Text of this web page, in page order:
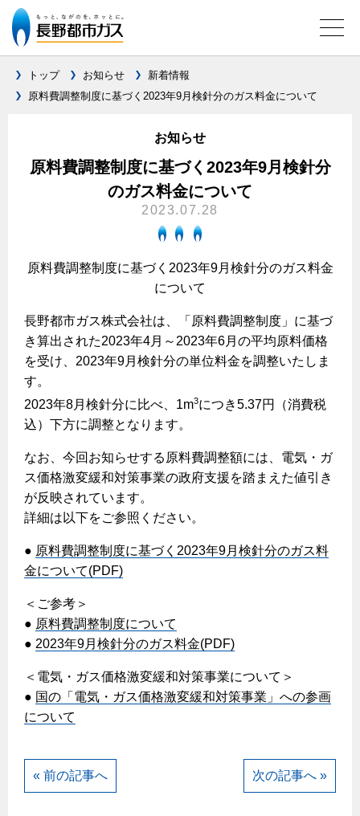
料金表
ご請求とお支払いについて
口座振替によるお支払い
クレジットカードによるお支払い
払込書による窓口でのお支払い
検針について
原料費調整制度について
こんなときは
ガスくさいとき・警報器が鳴ったとき
ガスメーターの復帰方法
地震のとき
ガス給湯器・風呂釜の凍結予防方法
故障診断
ガス工事について
新しく都市ガスをご利用したい方へ
設備別に比較する
ガスコンロとIHクッキングヒーターの比較
調理性
ガス給湯器とエコキュートの比較
快適性
経済性
ライフスタイルの変化に対応するエコジョーズ
ガス・電気併用住宅とオール電化住宅の比較
経済性、環境性、創エネ
ライフステージ別に比較する
20代
30代
40代～50代
60代
プロパンガスから都市ガスへの切り替え
導入事例
オススメの商品一覧
グリル活用法
コンロの取替えは
レンジフード
オーブン・炊飯器
炊飯器
警報器
警報器
バスルーム
エコジョーズ
ミストサウナ
キッチンをリフォーム
サニタリーをリフォーム
その他をリフォーム
リフォーム事例紹介
3つのあんしん宣言
テレビCM
スタッフ
補助金について
リフォームのお知らせ
ショールーム
リフォームについてのお問い合わせ
長野都市ガスのでんきのポイント
電気料金 長野都市ガスでんきプラン
都市ガスでんき 従量電灯Ｂ
都市ガスでんき 従量電灯Ｃ
電気料金の計算について
ご請求とお支払い
約款
電気料金のシミュレーション
ご契約・お手続き
お申込み
停電時の対応
よくあるご質問
Chef Ropia's JOYFUL CUISINE
ヤミーのレシピ帖
食育活動について
料理教室レンタル
法人のお客様へ
お問合わせ・資料請求
情報誌 企業情報
採用情報
トップ お知らせ
新着情報
原料費調整制度に基づく2023年9月検針分のガス料金について
お知らせ
原料費調整制度に基づく2023年9月検針分
のガス料金について
2023.07.28
原料費調整制度に基づく2023年9月検針分のガス料金
について
長野都市ガス株式会社は、「原料費調整制度」に基づ
き算出された2023年4月～2023年6月の平均原料価格
を受け、2023年9月検針分の単位料金を調整いたしま
す。
2023年8月検針分に比べ、1m3につき5.37円（消費税
込）下方に調整となります。
なお、今回お知らせする原料費調整額には、電気・ガ
ス価格激変緩和対策事業の政府支援を踏まえた値引き
が反映されています。
詳細は以下をご参照ください。
● 原料費調整制度に基づく2023年9月検針分のガス料
金について(PDF)
＜ご参考＞
● 原料費調整制度について
● 2023年9月検針分のガス料金(PDF)
＜電気・ガス価格激変緩和対策事業について＞
● 国の「電気・ガス価格激変緩和対策事業」への参画
について
« 前の記事へ 次の記事へ »